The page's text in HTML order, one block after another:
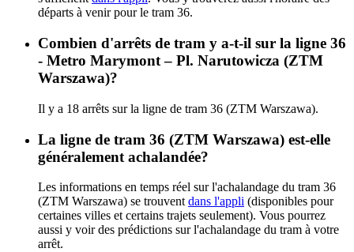
départs à venir pour le tram 36.
Combien d'arrêts de tram y a-t-il sur la ligne 36
- Metro Marymont – Pl. Narutowicza (ZTM
Warszawa)?
Il y a 18 arrêts sur la ligne de tram 36 (ZTM Warszawa).
La ligne de tram 36 (ZTM Warszawa) est-elle
généralement achalandée?
Les informations en temps réel sur l'achalandage du tram 36
(ZTM Warszawa) se trouvent dans l'appli (disponibles pour
certaines villes et certains trajets seulement). Vous pourrez
aussi y voir des prédictions sur l'achalandage du tram à votre
arrêt.